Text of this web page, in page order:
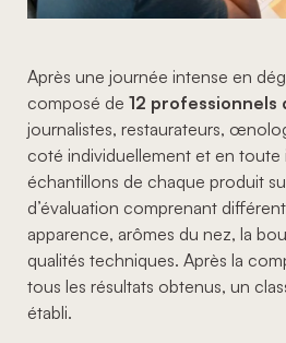
Après une journée intense en
composé de 12 professionnels
journalistes, restaurateurs,
coté individuellement et en toute
échantillons de chaque produit
d’évaluation comprenant
apparence, arômes du nez, la
qualités techniques. Après la
tous les résultats obtenus, un
établi.